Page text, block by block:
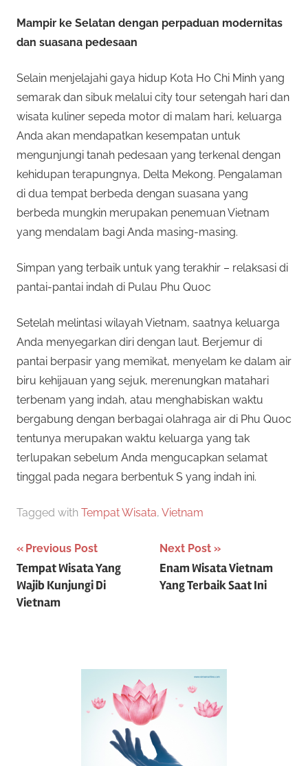
Mampir ke Selatan dengan perpaduan modernitas
dan suasana pedesaan
Selain menjelajahi gaya hidup Kota Ho Chi Minh yang
semarak dan sibuk melalui city tour setengah hari dan
wisata kuliner sepeda motor di malam hari, keluarga
Anda akan mendapatkan kesempatan untuk
mengunjungi tanah pedesaan yang terkenal dengan
kehidupan terapungnya, Delta Mekong. Pengalaman
di dua tempat berbeda dengan suasana yang
berbeda mungkin merupakan penemuan Vietnam
yang mendalam bagi Anda masing-masing.
Simpan yang terbaik untuk yang terakhir – relaksasi di
pantai-pantai indah di Pulau Phu Quoc
Setelah melintasi wilayah Vietnam, saatnya keluarga
Anda menyegarkan diri dengan laut. Berjemur di
pantai berpasir yang memikat, menyelam ke dalam air
biru kehijauan yang sejuk, merenungkan matahari
terbenam yang indah, atau menghabiskan waktu
bergabung dengan berbagai olahraga air di Phu Quoc
tentunya merupakan waktu keluarga yang tak
terlupakan sebelum Anda mengucapkan selamat
tinggal pada negara berbentuk S yang indah ini.
Tagged with Tempat Wisata, Vietnam
P
o
s
Previous Post
Tempat Wisata Yang
Wajib Kunjungi Di
Vietnam
Next Post
Enam Wisata Vietnam
Yang Terbaik Saat Ini